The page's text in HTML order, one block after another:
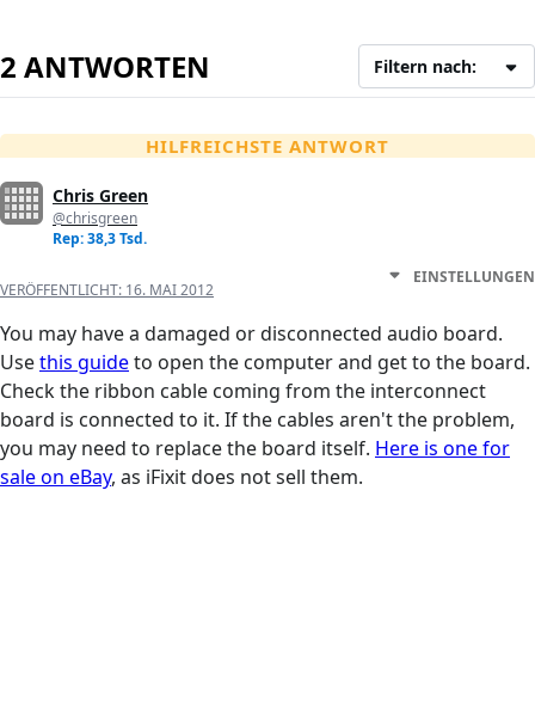
2 ANTWORTEN Filtern nach:
HILFREICHSTE ANTWORT
Chris Green
@chrisgreen
Rep: 38,3 Tsd.
VERÖFFENTLICHT: 16. MAI 2012
EINSTELLUNGEN
You may have a damaged or disconnected audio board.
Usethis guideto open the computer and get to the board.
Check the ribbon cable coming from the interconnect
board is connected to it. If the cables aren't the problem,
you may need to replace the board itself. Here is one for
sale on eBay, as iFixit does not sell them.